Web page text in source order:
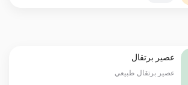
عصير برتقال
عصير برتقال طبيعي